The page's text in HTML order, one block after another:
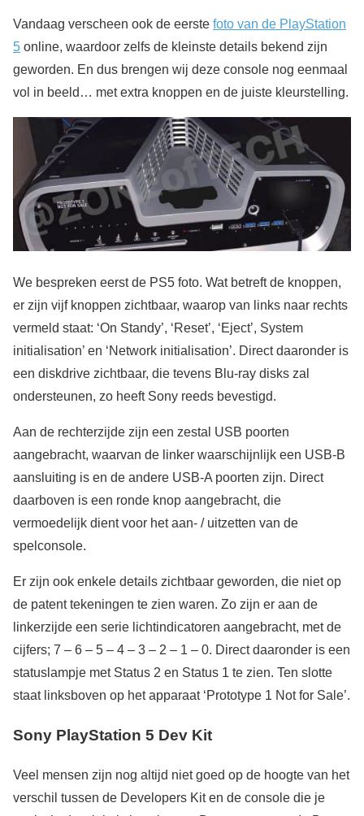
Vandaag verscheen ook de eerste foto van de PlayStation
5 online, waardoor zelfs de kleinste details bekend zijn
geworden. En dus brengen wij deze console nog eenmaal
vol in beeld… met extra knoppen en de juiste kleurstelling.
We bespreken eerst de PS5 foto. Wat betreft de knoppen,
er zijn vijf knoppen zichtbaar, waarop van links naar rechts
vermeld staat: ‘On Standy’, ‘Reset’, ‘Eject’, System
initialisation’ en ‘Network initialisation’. Direct daaronder is
een diskdrive zichtbaar, die tevens Blu-ray disks zal
ondersteunen, zo heeft Sony reeds bevestigd.
Aan de rechterzijde zijn een zestal USB poorten
aangebracht, waarvan de linker waarschijnlijk een USB-B
aansluiting is en de andere USB-A poorten zijn. Direct
daarboven is een ronde knop aangebracht, die
vermoedelijk dient voor het aan- / uitzetten van de
spelconsole.
Er zijn ook enkele details zichtbaar geworden, die niet op
de patent tekeningen te zien waren. Zo zijn er aan de
linkerzijde een serie lichtindicatoren aangebracht, met de
cijfers; 7 – 6 – 5 – 4 – 3 – 2 – 1 – 0. Direct daaronder is een
statuslampje met Status 2 en Status 1 te zien. Ten slotte
staat linksboven op het apparaat ‘Prototype 1 Not for Sale’.
Sony PlayStation 5 Dev Kit
Veel mensen zijn nog altijd niet goed op de hoogte van het
verschil tussen de Developers Kit en de console die je